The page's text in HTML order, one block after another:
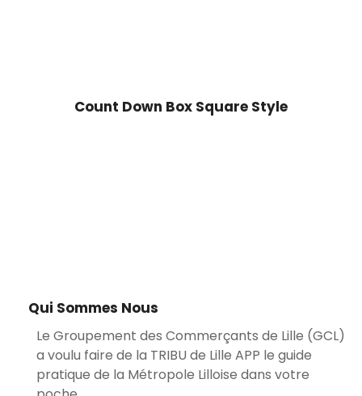
Count Down Box Square Style
Qui Sommes Nous
Le Groupement des Commerçants de Lille (GCL)
a voulu faire de la TRIBU de Lille APP le guide
pratique de la Métropole Lilloise dans votre